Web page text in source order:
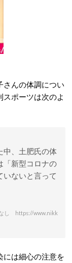
さんの体調につい
ポーツは次のよ
中、土肥氏の体
「新型コロナの
いないと言って
なし https://www.nikk
には細心の注意を